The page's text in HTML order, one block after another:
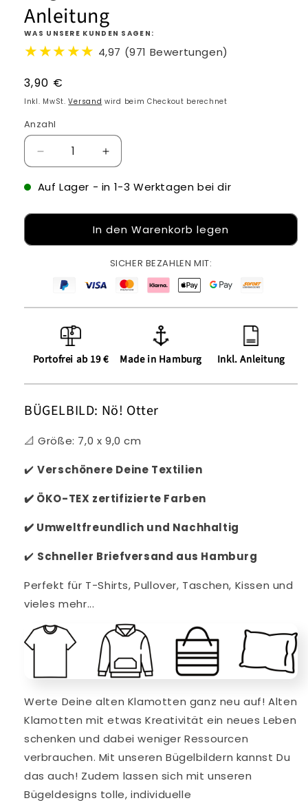
Anleitung
WAS UNSERE KUNDEN SAGEN:
★★★★★ 4,97 (971 Bewertungen)
Normaler
Preis
3,90 €
Inkl. MwSt.Versand wird beim Checkout berechnet
Anzahl
Verringere
die
Menge
Bügelbild:
Otter
Erhöhe
die
Menge
Bügelbild:
Nö!
Otter
inkl.
Auf Lager - in 1-3 Werktagen bei dir
In den Warenkorb legen
SICHER BEZAHLEN MIT:
Portofrei ab 19 € Made in Hamburg Inkl. Anleitung
BÜGELBILD: Nö! Otter
📐 Größe: 7,0 x 9,0 cm
✔️ Verschönere Deine Textilien
✔️ ÖKO-TEX zertifizierte Farben
✔️ Umweltfreundlich und Nachhaltig
✔️ Schneller Briefversand aus Hamburg
Perfekt für T-Shirts, Pullover, Taschen, Kissen und
vieles mehr...
Werte Deine alten Klamotten ganz neu auf! Alten
Klamotten mit etwas Kreativität ein neues Leben
schenken und dabei weniger Ressourcen
verbrauchen. MitunserenBügelbildern kannst Du
das auch! Zudem lassen sich mit unseren
Bügeldesigns tolle, individuelle